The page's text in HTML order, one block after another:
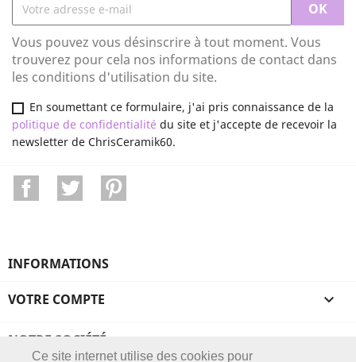
Vous pouvez vous désinscrire à tout moment. Vous
trouverez pour cela nos informations de contact dans
les conditions d'utilisation du site.
En soumettant ce formulaire, j'ai pris connaissance de la
politique de confidentialité du site et j'accepte de recevoir la
newsletter de ChrisCeramik60.
FacebookTwitter
INFORMATIONS
VOTRE COMPTE 
NOTRE SOCIÉTÉ
Ce site internet utilise des cookies pour